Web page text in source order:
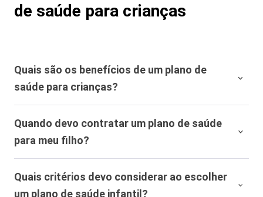
de saúde para crianças
Quais são os benefícios de um plano de
saúde para crianças?
benefícios, como acesso a uma rede ampla de médicos
especialistas e hospitais de qualidade, cobertura para
emergências.
Quando devo contratar um plano de saúde
para meu filho?
crianças o mais cedo possível. Assim, você garante que
seu filho tenha cobertura desde os primeiros meses de
Quais critérios devo considerar ao escolher
um plano de saúde infantil?